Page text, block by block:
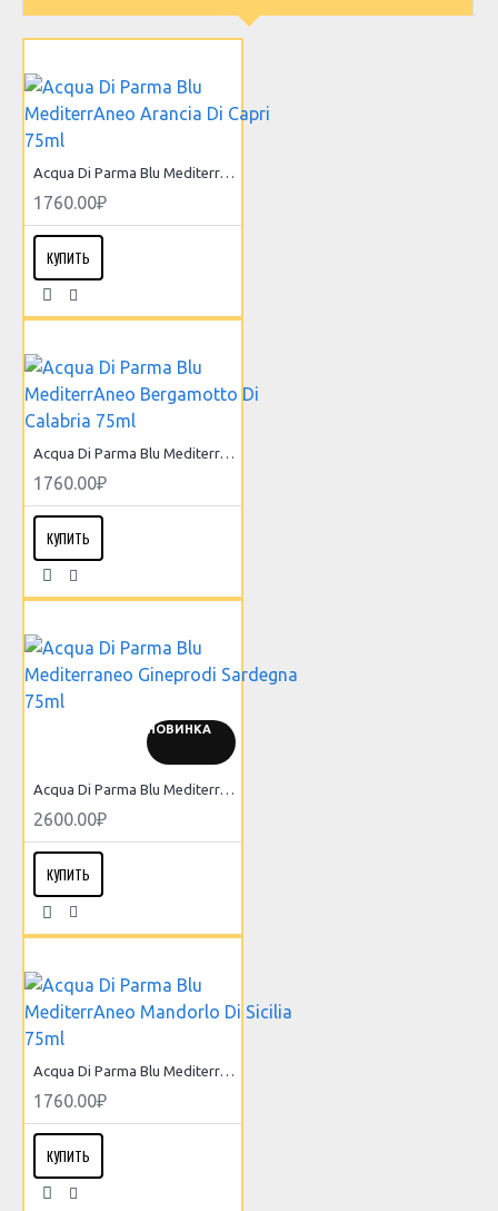
1760.00₽
КУПИТЬ
Acqua Di Parma Blu MediterrAneo Bergamotto Di Calabria 75ml
1760.00₽
КУПИТЬ
НОВИНКА
Acqua Di Parma Blu Mediterraneo Gineprodi Sardegna 75ml
2600.00₽
КУПИТЬ
1760.00₽
КУПИТЬ